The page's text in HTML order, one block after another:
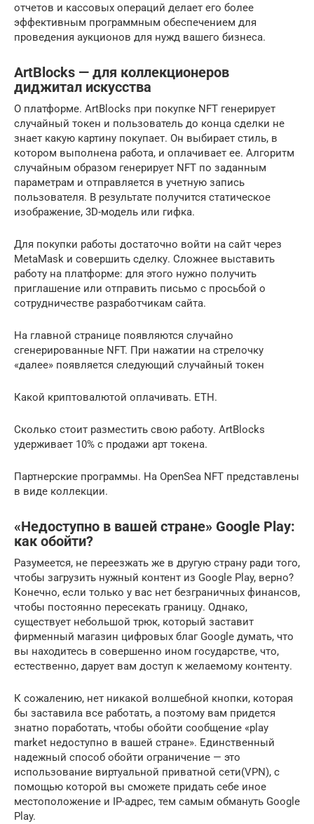
отчетов и кассовых операций делает его более
эффективным программным обеспечением для
проведения аукционов для нужд вашего бизнеса.
ArtBlocks — для коллекционеров
диджитал искусства
О платформе. ArtBlocks при покупке NFT генерирует
случайный токен и пользователь до конца сделки не
знает какую картину покупает. Он выбирает стиль, в
котором выполнена работа, и оплачивает ее. Алгоритм
случайным образом генерирует NFT по заданным
параметрам и отправляется в учетную запись
пользователя. В результате получится статическое
изображение, 3D-модель или гифка.
Для покупки работы достаточно войти на сайт через
MetaMask и совершить сделку. Сложнее выставить
работу на платформе: для этого нужно получить
приглашение или отправить письмо с просьбой о
сотрудничестве разработчикам сайта.
На главной странице появляются случайно
сгенерированные NFT. При нажатии на стрелочку
«далее» появляется следующий случайный токен
Какой криптовалютой оплачивать. ETH.
Сколько стоит разместить свою работу. ArtBlocks
удерживает 10% с продажи арт токена.
Партнерские программы. На OpenSea NFT представлены
в виде коллекции.
«Недоступно в вашей стране» Google Play:
как обойти?
Разумеется, не переезжать же в другую страну ради того,
чтобы загрузить нужный контент из Google Play, верно?
Конечно, если только у вас нет безграничных финансов,
чтобы постоянно пересекать границу. Однако,
существует небольшой трюк, который заставит
фирменный магазин цифровых благ Google думать, что
вы находитесь в совершенно ином государстве, что,
естественно, дарует вам доступ к желаемому контенту.
К сожалению, нет никакой волшебной кнопки, которая
бы заставила все работать, а поэтому вам придется
знатно поработать, чтобы обойти сообщение «play
market недоступно в вашей стране». Единственный
надежный способ обойти ограничение — это
использование виртуальной приватной сети(VPN), с
помощью которой вы сможете придать себе иное
местоположение и IP-адрес, тем самым обмануть Google
Play.